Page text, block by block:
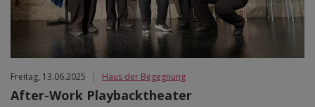
Freitag, 13.06.2025 | Haus der Begegnung
After-Work Playbacktheater